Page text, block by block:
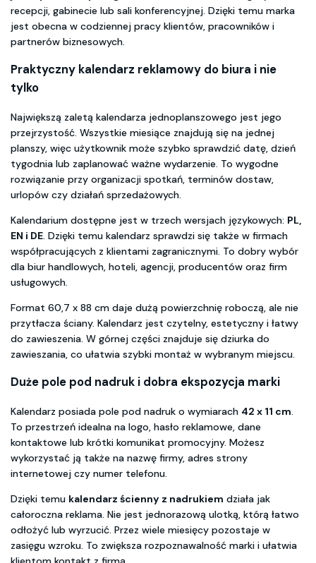
recepcji, gabinecie lub sali konferencyjnej. Dzięki temu marka
jest obecna w codziennej pracy klientów, pracowników i
partnerów biznesowych.
Praktyczny kalendarz reklamowy do biura i nie
tylko
Największą zaletą kalendarza jednoplanszowego jest jego
przejrzystość. Wszystkie miesiące znajdują się na jednej
planszy, więc użytkownik może szybko sprawdzić datę, dzień
tygodnia lub zaplanować ważne wydarzenie. To wygodne
rozwiązanie przy organizacji spotkań, terminów dostaw,
urlopów czy działań sprzedażowych.
Kalendarium dostępne jest w trzech wersjach językowych: PL,
EN i DE . Dzięki temu kalendarz sprawdzi się także w firmach
współpracujących z klientami zagranicznymi. To dobry wybór
dla biur handlowych, hoteli, agencji, producentów oraz firm
usługowych.
Format 60,7 x 88 cm daje dużą powierzchnię roboczą, ale nie
przytłacza ściany. Kalendarz jest czytelny, estetyczny i łatwy
do zawieszenia. W górnej części znajduje się dziurka do
zawieszania, co ułatwia szybki montaż w wybranym miejscu.
Duże pole pod nadruk i dobra ekspozycja marki
Kalendarz posiada pole pod nadruk o wymiarach 42 x 11 cm
To przestrzeń idealna na logo, hasło reklamowe, dane
kontaktowe lub krótki komunikat promocyjny. Możesz
wykorzystać ją także na nazwę firmy, adres strony
internetowej czy numer telefonu.
Dzięki temu kalendarz ścienny z nadrukiem działa jak
całoroczna reklama. Nie jest jednorazową ulotką, którą łatwo
odłożyć lub wyrzucić. Przez wiele miesięcy pozostaje w
zasięgu wzroku. To zwiększa rozpoznawalność marki i ułatwia